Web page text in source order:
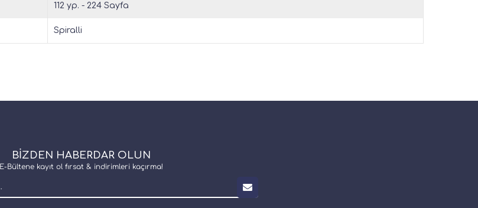
112 yp. - 224 Sayfa
Spiralli
BİZDEN HABERDAR OLUN
E-Bültene kayıt ol fırsat & indirimleri kaçırma!